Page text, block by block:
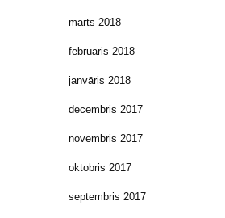
marts 2018
februāris 2018
janvāris 2018
decembris 2017
novembris 2017
oktobris 2017
septembris 2017